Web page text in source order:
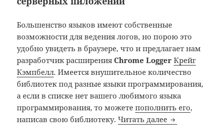
Большенство языков имеют собственные
возможности для ведения логов, но порою это
удобно увидеть в браузере, что и предлагает нам
разработчик расширенияChrome Logger Крейг
Кэмпбелл. Имеется внушительное количество
библиотек под разные языки программирования,
а если в списке нет вашего любимого языка
программирования, то можетепополнить его,
написав свою библиотеку.Читать далее Расширение